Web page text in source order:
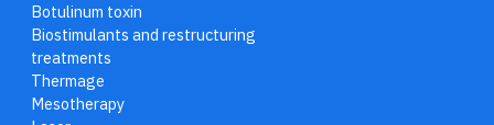
Botulinum toxin
Biostimulants and restructuring
treatments
Thermage
Mesotherapy